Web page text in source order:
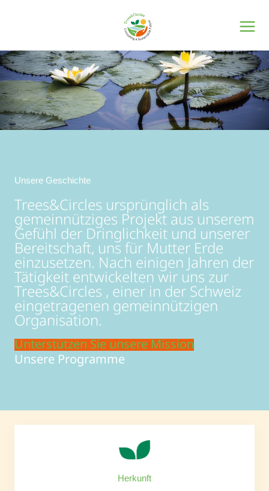
Unsere Geschichte
Trees&Circles ursprünglich als
gemeinnütziges Projekt aus unserem
Gefühl der Dringlichkeit und unserer
Bereitschaft, uns für Mutter Erde
einzusetzen. Nach einigen Jahren der
Tätigkeit entwickelten wir uns zur
Trees&Circles , einer in der Schweiz
eingetragenen gemeinnützigen
Organisation.
Unterstützen Sie unsere Mission
Unsere Programme
Herkunft